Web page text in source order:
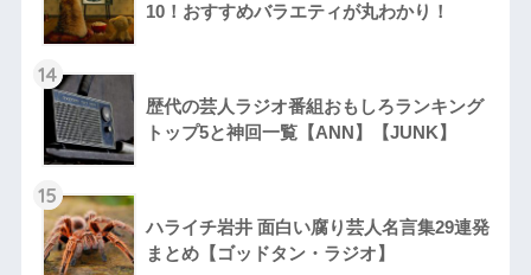
10！おすすめバラエティが丸わかり！
14
歴代の芸人ラジオ番組おもしろランキング
トップ5と神回一覧【ANN】【JUNK】
15
ハライチ岩井 面白い腐り芸人名言集29連発
まとめ【ゴッドタン・ラジオ】